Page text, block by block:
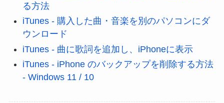
る方法
iTunes - 購入した曲・音楽を別のパソコンにダ
ウンロード
iTunes - 曲に歌詞を追加し、iPhoneに表示
iTunes - iPhone のバックアップを削除する方法
- Windows 11 / 10